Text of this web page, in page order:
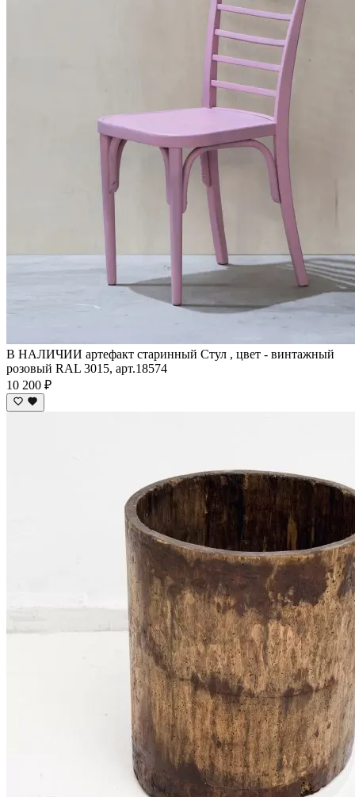
В НАЛИЧИИ артефакт старинный Стул , цвет - винтажный
розовый RAL 3015, арт.18574
10 200 ₽